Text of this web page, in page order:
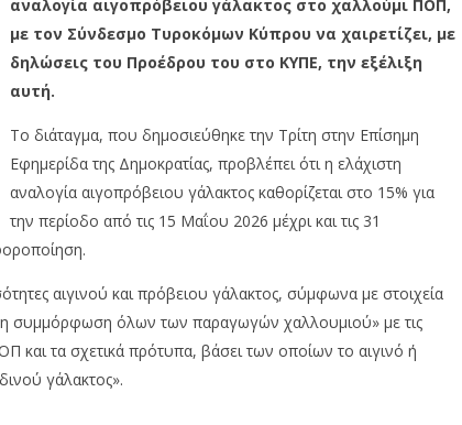
αναλογία αιγοπρόβειου γάλακτος στο χαλλούμι ΠΟΠ,
με τον Σύνδεσμο Τυροκόμων Κύπρου να χαιρετίζει, με
δηλώσεις του Προέδρου του στο ΚΥΠΕ, την εξέλιξη
αυτή.
Το διάταγμα, που δημοσιεύθηκε την Τρίτη στην Επίσημη
Εφημερίδα της Δημοκρατίας, προβλέπει ότι η ελάχιστη
αναλογία αιγοπρόβειου γάλακτος καθορίζεται στο 15% για
την περίοδο από τις 15 Μαΐου 2026 μέχρι και τις 31
αιγινού και πρόβειου γάλακτος, σύμφωνα με στοιχεία
συμμόρφωση όλων των παραγωγών χαλλουμιού» με τις
τα σχετικά πρότυπα, βάσει των οποίων το αιγινό ή
γάλακτος».